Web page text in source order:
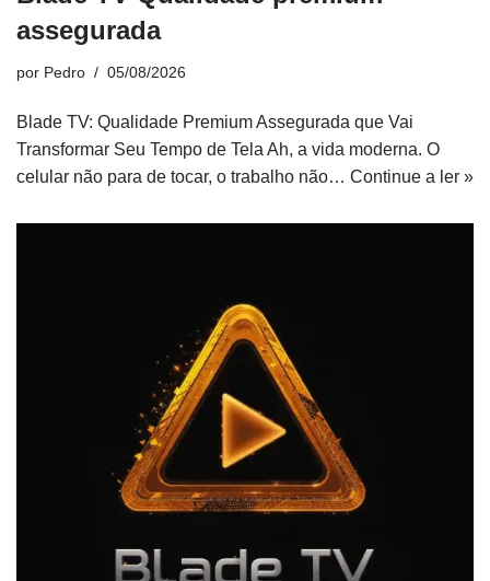
assegurada
por Pedro 05/08/2026
Blade TV: Qualidade Premium Assegurada que Vai
Transformar Seu Tempo de Tela Ah, a vida moderna. O
celular não para de tocar, o trabalho não… Continue a ler »